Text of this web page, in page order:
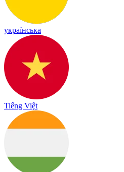
українська
Tiếng Việt